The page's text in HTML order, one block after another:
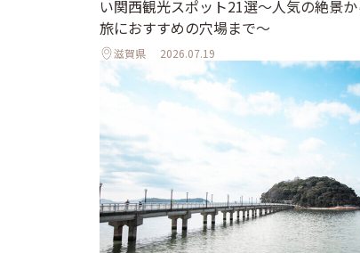
い関西観光スポット21選～人気の絶景
旅におすすめの穴場まで～
滋賀県 2026.07.19